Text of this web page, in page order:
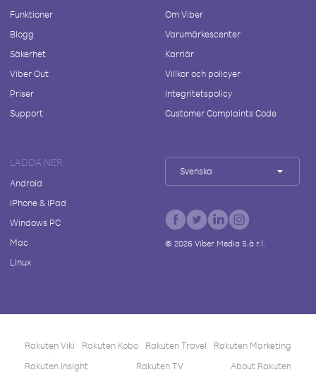
Funktioner
Blogg
Säkerhet
Viber Out
Priser
Support
Om Viber
Varumärkescenter
Karriär
Villkor och policyer
Integritetspolicy
Customer Complaints Code
LADDA NER
Android
iPhone & iPad
Windows PC
Mac
Linux
Svenska
© 2026Viber Media S.à r.l.
Rakuten Viki Rakuten Kobo Rakuten Travel
Rakuten Marketing
Rakuten Insight
Rakuten TV About Rakuten